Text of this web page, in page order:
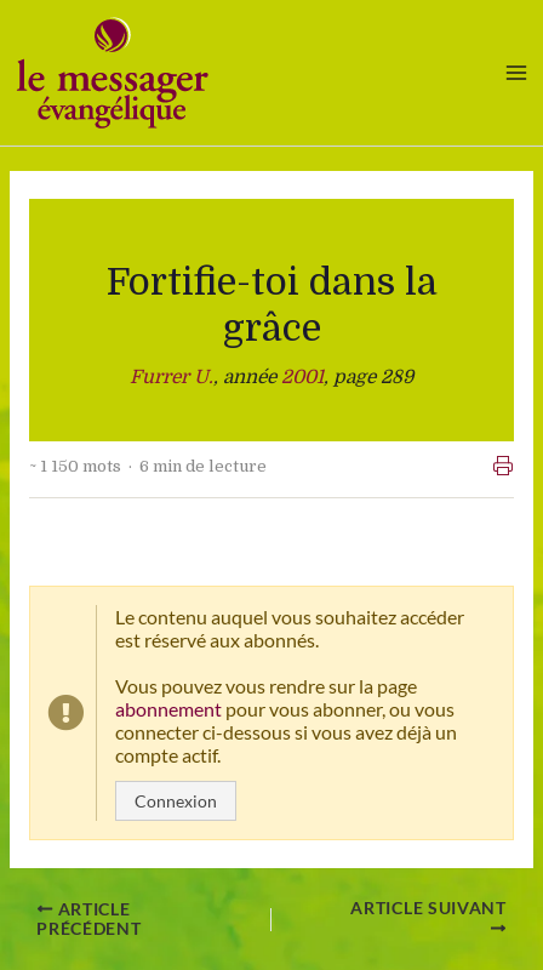
contenu
Fortifie-toi dans la
grâce
Furrer U., année 2001, page 289
~ 1 150 mots · 6 min de lecture
Le contenu auquel vous souhaitez accéder
est réservé aux abonnés.
Vous pouvez vous rendre sur la page
abonnementpour vous abonner, ou vous
connecter ci-dessous si vous avez déjà un
compte actif.
Connexion
ARTICLE
PRÉCÉDENT
ARTICLE SUIVANT